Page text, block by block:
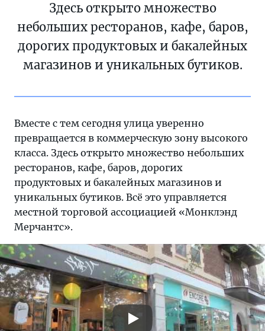
Здесь открыто множество
небольших ресторанов, кафе, баров,
дорогих продуктовых и бакалейных
магазинов и уникальных бутиков.
Вместе с тем сегодня улица уверенно
превращается в коммерческую зону высокого
класса. Здесь открыто множество небольших
ресторанов, кафе, баров, дорогих
продуктовых и бакалейных магазинов и
уникальных бутиков. Всё это управляется
местной торговой ассоциацией «Монклэнд
Мерчантс».